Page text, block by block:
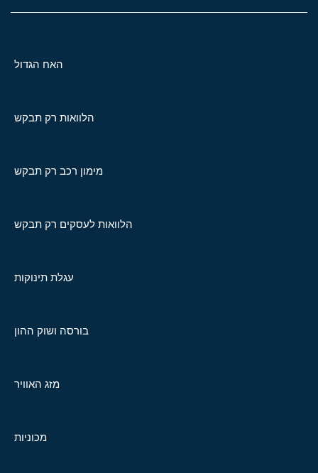
האח הגדול
הלוואות רק תבקש
מימון רכב רק תבקש
הלוואות לעסקים רק תבקש
עגלת תינוקות
בורסה ושוק ההון
מזג האוויר
מכוניות